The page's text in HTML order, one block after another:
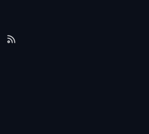
5G Nano SIM 128 Go